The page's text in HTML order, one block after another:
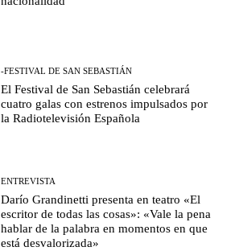
-FESTIVAL DE SAN SEBASTIÁN
El Festival de San Sebastián celebrará
cuatro galas con estrenos impulsados por
la Radiotelevisión Española
ENTREVISTA
Darío Grandinetti presenta en teatro «El
escritor de todas las cosas»: «Vale la pena
hablar de la palabra en momentos en que
está desvalorizada»